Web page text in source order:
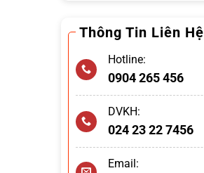
Thông Tin Liên Hệ
Hotline:
0904 265 456
DVKH:
024 23 22 7456
Email: